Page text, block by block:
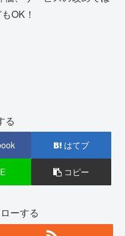
OK！
る
はてブ
コピー
ーする